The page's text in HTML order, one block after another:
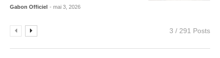
Gabon Officiel - mai 3, 2026
3 / 291 Posts